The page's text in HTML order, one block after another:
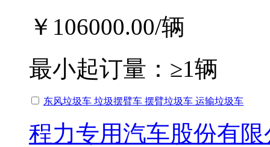
￥106000.00/辆
最小起订量： ≥1辆
东风垃圾车 垃圾摆臂车 摆臂垃圾车 运输垃圾车
程力专用汽车股份有